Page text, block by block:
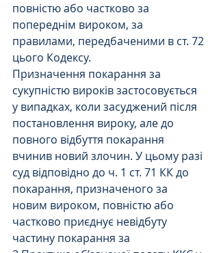
повністю або частково за
попереднім вироком, за
правилами, передбаченими в ст. 72
цього Кодексу.
Призначення покарання за
сукупністю вироків застосовується
у випадках, коли засуджений після
постановлення вироку, але до
повного відбуття покарання
вчинив новий злочин. У цьому разі
суд відповідно до ч. 1 ст. 71 КК до
покарання, призначеного за
новим вироком, повністю або
частково приєднує невідбуту
частину покарання за